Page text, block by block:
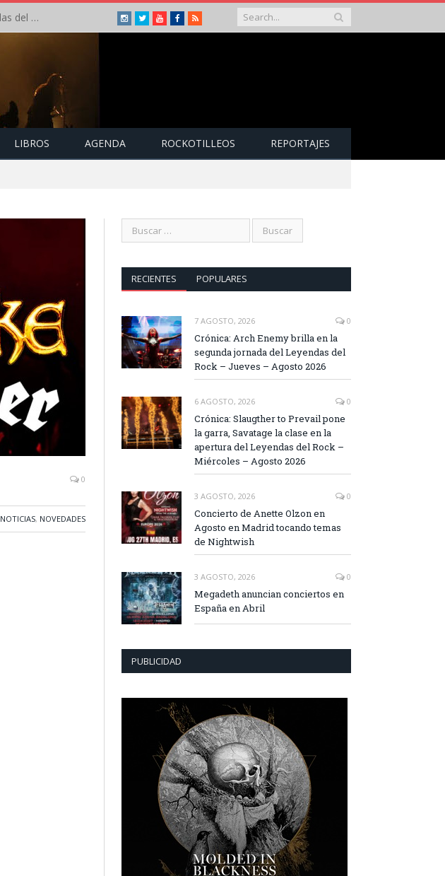
Crónica: Arch Enemy brilla en la segunda jornada del Leyendas del Rock – Jueves – Agosto 2026 Instagram
TwitterYoutubeFacebook
RSS
LIBROS AGENDA ROCKOTILLEOS REPORTAJES
0
NOTICIAS, NOVEDADES
RECIENTES POPULARES
7 AGOSTO, 2026 0
Crónica: Arch Enemy brilla en la
segunda jornada del Leyendas del
Rock – Jueves – Agosto 2026
6 AGOSTO, 2026 0
Crónica: Slaugther to Prevail pone
la garra, Savatage la clase en la
apertura del Leyendas del Rock –
Miércoles – Agosto 2026
3 AGOSTO, 2026 0
Concierto de Anette Olzon en
Agosto en Madrid tocando temas
de Nightwish
3 AGOSTO, 2026 0
Megadeth anuncian conciertos en
España en Abril
PUBLICIDAD